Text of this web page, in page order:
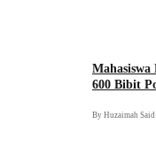
600 Bibit
By Huzaimah Said